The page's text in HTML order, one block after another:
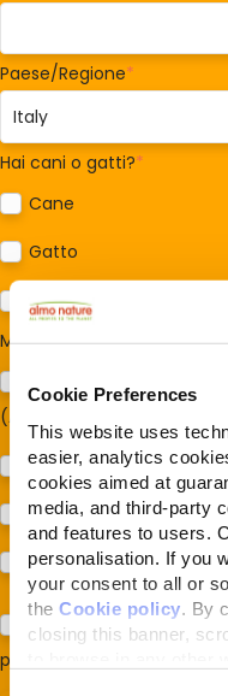
Cookie Preferences
This website uses
easier, analytics
cookies aimed at
media, and third-party
and features to users.
personalisation. If you
your consent to all or
the Cookie policy . By
closing this banner,
Paese/Regione*
Hai cani o gatti?*
Cane
Gatto
Per ora no
Mi interessa:*
Sostegno al modello
(Almonature - Fondazione
Protezione della
Protezione dei cani e
Prodotti (Almo Nature)
Acconsento al
preso visione della